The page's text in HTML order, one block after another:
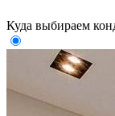
Куда выбираем